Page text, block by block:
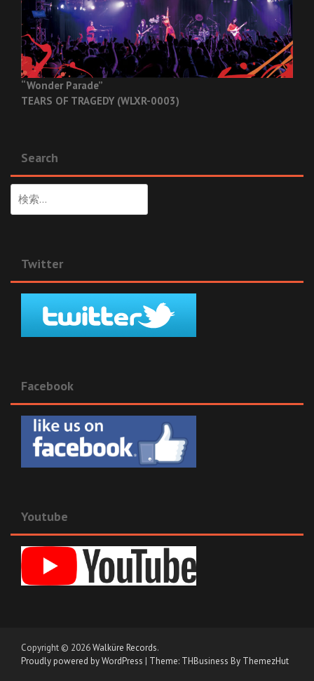
“Wonder Parade”
TEARS OF TRAGEDY (WLXR-0003)
Search
索:
Twitter
Facebook
Youtube
Copyright © 2026Walküre Records.
Proudly powered by WordPress | Theme: THBusiness By ThemezHut